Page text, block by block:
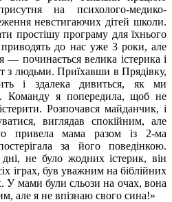
на психолого-медико-
невстигаючих дітей школи.
простішу програму для їхнього
до нас уже 3 роки, але
— починається велика істерика і
з людьми. Приїхавши в Прядівку,
і здалека дивиться, як ми
Команду я попередила, щоб не
Розпочався майданчик, і
виглядав спокійним, але
привела мама разом із 2-ма
за його поведінкою.
не було жодних істерик, він
іграх, був уважним на біблійних
У мами були сльози на очах, вона
але я не впізнаю свого сина!»